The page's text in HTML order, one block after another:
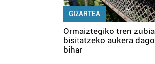
GIZARTEA
Ormaiztegiko tren zubia
bisitatzeko aukera dago
bihar